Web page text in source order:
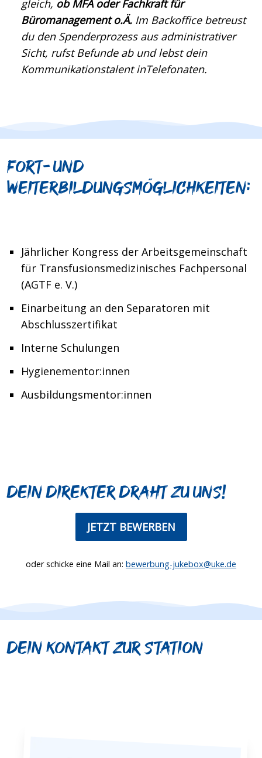
gleich, ob MFA oder Fachkraft für
Büromanagement o.Ä. Im Backoffice betreust
du den Spenderprozess aus administrativer
Sicht, rufst Befunde ab und lebst dein
Kommunikationstalent inTelefonaten.
Fort- und
Weiterbildungsmöglichkeiten:
Jährlicher Kongress der Arbeitsgemeinschaft
für Transfusionsmedizinisches Fachpersonal
(AGTF e. V.)
Einarbeitung an den Separatoren mit
Abschlusszertifikat
Interne Schulungen
Hygienementor:innen
Ausbildungsmentor:innen
Dein direkter Draht zu uns!
JETZT BEWERBEN
oder schicke eine Mail an: bewerbung-jukebox@uke.de
Dein Kontakt zur Station